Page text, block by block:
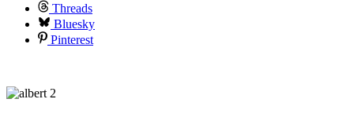
Threads
Bluesky
Pinterest